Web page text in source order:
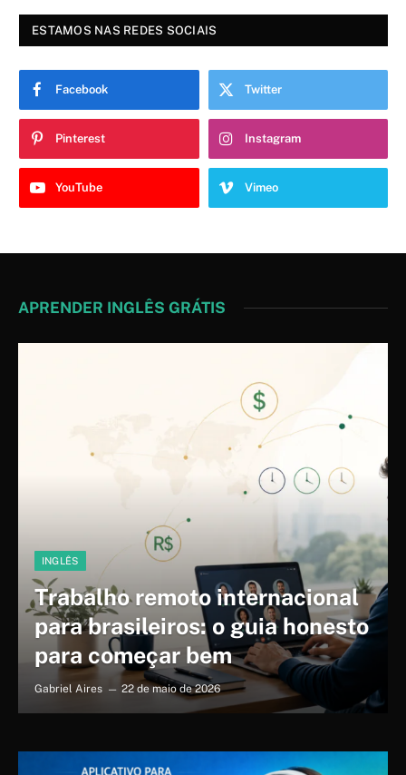
ESTAMOS NAS REDES SOCIAIS
Facebook Twitter
Pinterest Instagram
YouTube Vimeo
APRENDER INGLÊS GRÁTIS
INGLÊS
Trabalho remoto internacional
para brasileiros: o guia honesto
para começar bem
Gabriel Aires 22 de maio de 2026